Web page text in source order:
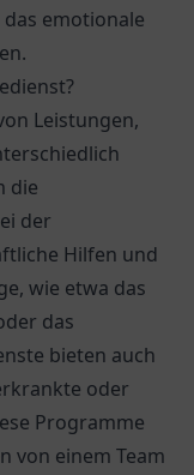
emotionale
Leistungen,
die
der
Hilfen und
wie etwa das
das
bieten auch
oder
Programme
von einem Team